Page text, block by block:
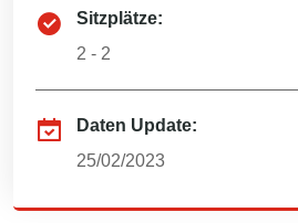
Sitzplätze:
2 - 2
Daten Update:
25/02/2023